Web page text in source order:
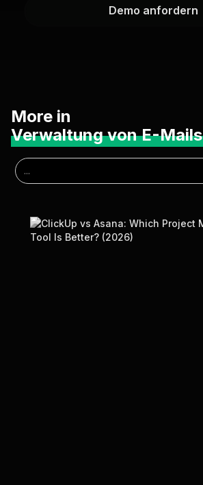
Demo anfordern
More in
Verwaltung von E-Mails